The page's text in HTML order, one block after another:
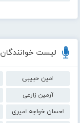
لیست خوانندگان
امین حبیبی
آرمین زارعی
احسان خواجه امیری